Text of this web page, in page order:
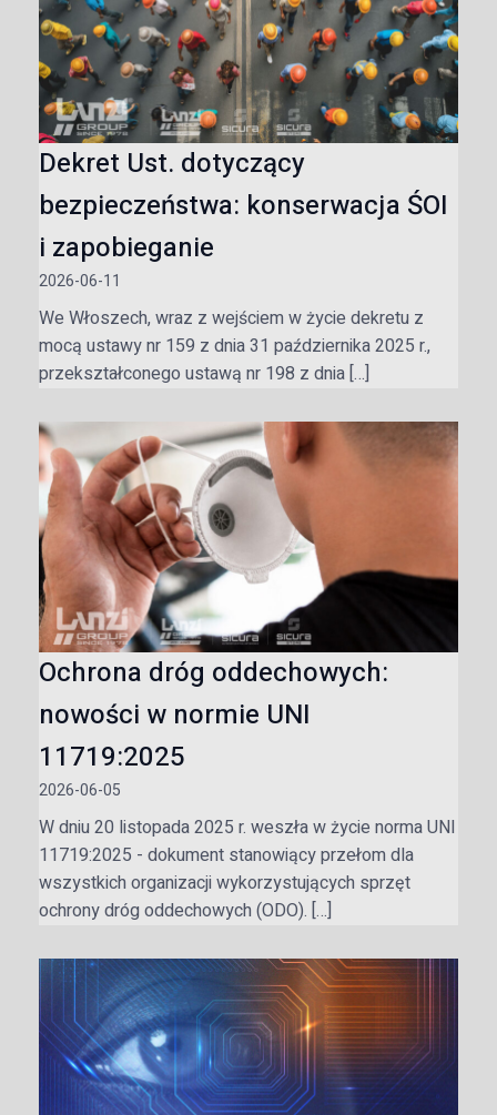
Dekret Ust. dotyczący
bezpieczeństwa: konserwacja ŚOI
i zapobieganie
2026-06-11
We Włoszech, wraz z wejściem w życie dekretu z
mocą ustawy nr 159 z dnia 31 października 2025 r.,
przekształconego ustawą nr 198 z dnia […]
Ochrona dróg oddechowych:
nowości w normie UNI
11719:2025
2026-06-05
W dniu 20 listopada 2025 r. weszła w życie norma UNI
11719:2025 - dokument stanowiący przełom dla
wszystkich organizacji wykorzystujących sprzęt
ochrony dróg oddechowych (ODO). […]